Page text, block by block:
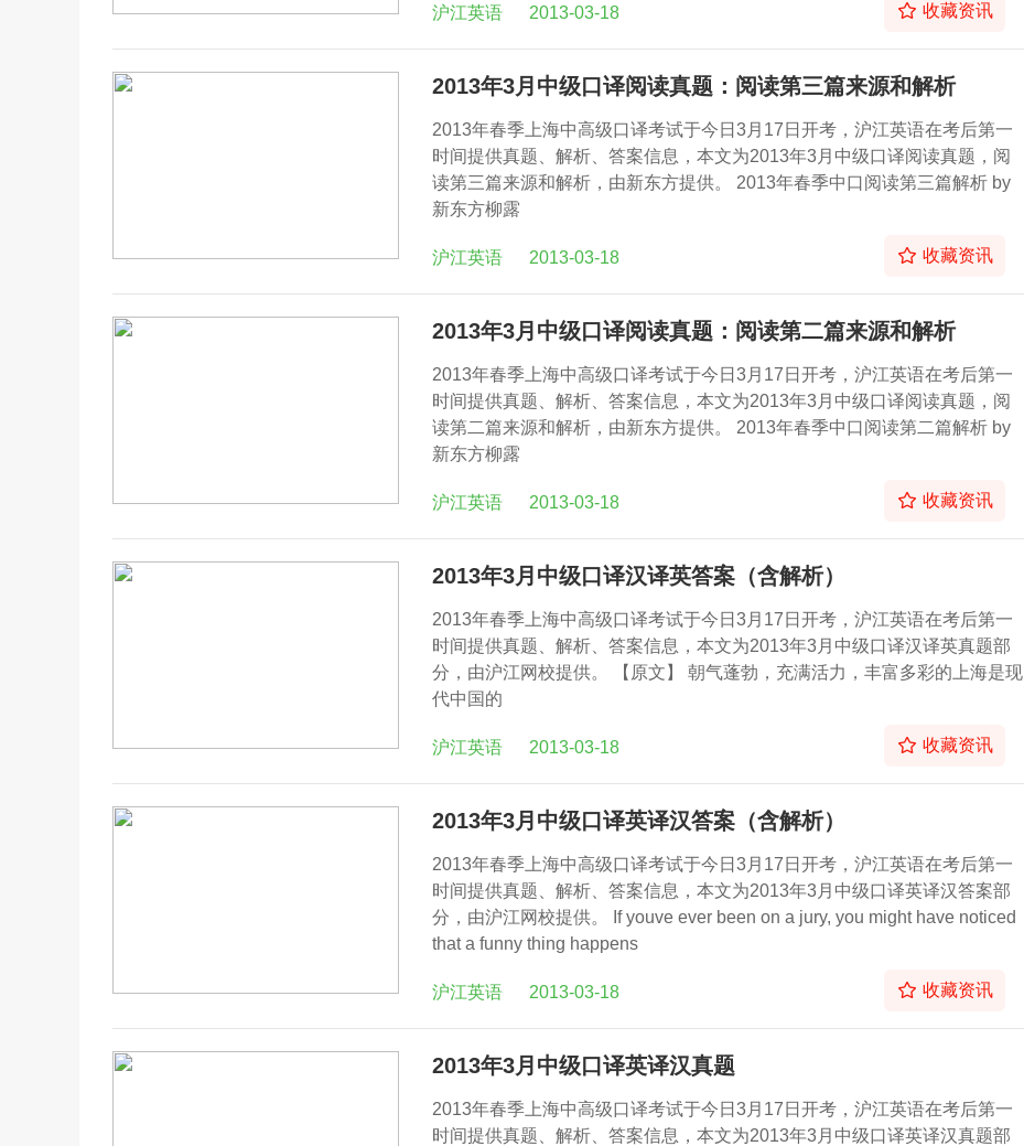
沪江英语 2013-03-18 收藏资讯
2013年3月中级口译阅读真题：阅读第三篇来源和解析
2013年春季上海中高级口译考试于今日3月17日开考，沪江英语在考后第一
时间提供真题、解析、答案信息，本文为2013年3月中级口译阅读真题，阅
读第三篇来源和解析，由新东方提供。 2013年春季中口阅读第三篇解析 by
新东方柳露
沪江英语 2013-03-18 收藏资讯
2013年3月中级口译阅读真题：阅读第二篇来源和解析
2013年春季上海中高级口译考试于今日3月17日开考，沪江英语在考后第一
时间提供真题、解析、答案信息，本文为2013年3月中级口译阅读真题，阅
读第二篇来源和解析，由新东方提供。 2013年春季中口阅读第二篇解析 by
新东方柳露
沪江英语 2013-03-18 收藏资讯
2013年3月中级口译汉译英答案（含解析）
2013年春季上海中高级口译考试于今日3月17日开考，沪江英语在考后第一
时间提供真题、解析、答案信息，本文为2013年3月中级口译汉译英真题部
分，由沪江网校提供。 【原文】 朝气蓬勃，充满活力，丰富多彩的上海是现
代中国的
沪江英语 2013-03-18 收藏资讯
2013年3月中级口译英译汉答案（含解析）
2013年春季上海中高级口译考试于今日3月17日开考，沪江英语在考后第一
时间提供真题、解析、答案信息，本文为2013年3月中级口译英译汉答案部
分，由沪江网校提供。 If youve ever been on a jury, you might have noticed
that a funny thing happens
沪江英语 2013-03-18 收藏资讯
2013年3月中级口译英译汉真题
2013年春季上海中高级口译考试于今日3月17日开考，沪江英语在考后第一
时间提供真题、解析、答案信息，本文为2013年3月中级口译英译汉真题部